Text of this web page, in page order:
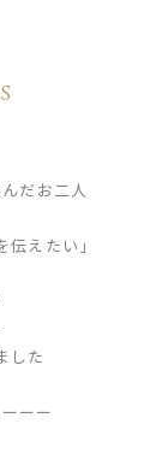
だお二人
えたい」
した
ーー